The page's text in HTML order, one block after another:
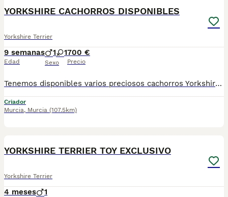
YORKSHIRE CACHORROS DISPONIBLES
Yorkshire Terrier
9 semanas
Edad
1 1
Sexo
700 €
Precio
Tenemos disponibles varios preciosos cachorros Yorkshire Terrier color chocolate, criados con mucho cariño, atención y en un entorno familiar. Destacan por su espectacular tonalidad chocolate, un color exótico y poco común, mucho menos visto que el tradicional, lo que los hace aún más especiales y llamativos. ✨ ✅ Se entregan con: 🐶 Vacuna correspondiente a su edad. 📖 Cartilla sanitaria. 💊 Desparasitación al día. 🩺 Revisión veterinaria completa. 📸 Las fotografías son reales de nuestros cachorros. No utilizamos imágenes de internet ni pertenecemos a multicriaderos. Mostramos exactamente los pequeños que tenemos disponibles. 📹 Enviamos vídeos por WhatsApp para que puedas ver a los cachorritos con total tranquilidad y comprobar su estado, belleza y carácter. 🚚 Posibilidad de envío a toda España. Para formalizar la reserva se solicita una señal mínima de 200 €. Si estás buscando un Yorkshire Terrier de color chocolate, exclusivo, elegante y criado con dedicación, no dudes en ponerte en contacto para recibir más información. Estaremos encantados de ayudarte a encontrar a tu nuevo compañero de vida. ❤️🐾
Criador
Murcia, Murcia (107.5km)
YORKSHIRE TERRIER TOY EXCLUSIVO
Yorkshire Terrier
4 meses 1